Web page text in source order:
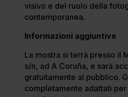
visivo e del ruolo della
contemporanea.
Informazioni aggiuntive
La mostra si terrà presso il
s/n, ad A Coruña, e sarà
gratuitamente al pubblico.
completamente adattati